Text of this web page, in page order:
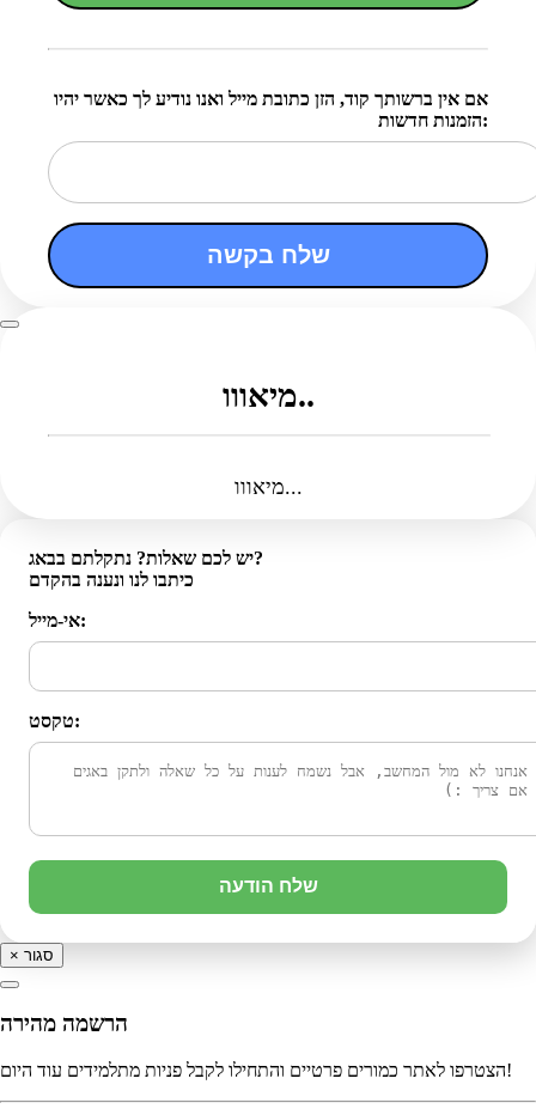
אם אין ברשותך קוד, הזן כתובת מייל ואנו נודיע לך כאשר יהיו
הזמנות חדשות:
שלח בקשה
מיאווו..
מיאווו...
יש לכם שאלות? נתקלתם בבאג?
כיתבו לנו ונענה בהקדם
אי-מייל:
טקסט:
שלח הודעה
× סגור
הרשמה מהירה
הצטרפו לאתר כמורים פרטיים והתחילו לקבל פניות מתלמידים עוד היום!